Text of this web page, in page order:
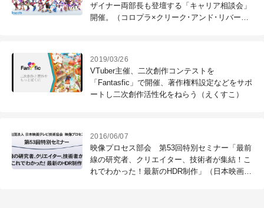
ザイナー両部長も登壇する「キャリア相談会」
開催。（コロプラ×クリーク･アンド･リバー
2019/03/26
VTuber主催、二次創作コンテストを
「Fantasfic」で開催、著作権料設定などをサポ
ートし二次創作活性化をねらう（えくすこ）
2016/06/07
映像プロセス部会 第53回特別セミナー「最前
線の研究者、クリエイター、技術者が集結！こ
れでわかった！最新のHDR制作」（日本映画テ